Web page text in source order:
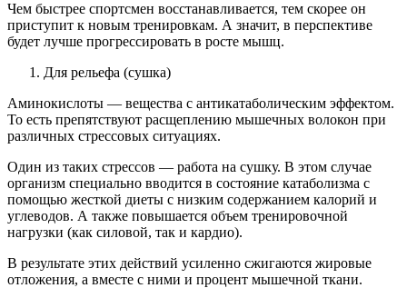
Чем быстрее спортсмен восстанавливается, тем скорее он
приступит к новым тренировкам. А значит, в перспективе
будет лучше прогрессировать в росте мышц.
Для рельефа (сушка)
Аминокислоты — вещества с антикатаболическим эффектом.
То есть препятствуют расщеплению мышечных волокон при
различных стрессовых ситуациях.
Один из таких стрессов — работа на сушку. В этом случае
организм специально вводится в состояние катаболизма с
помощью жесткой диеты с низким содержанием калорий и
углеводов. А также повышается объем тренировочной
нагрузки (как силовой, так и кардио).
В результате этих действий усиленно сжигаются жировые
отложения, а вместе с ними и процент мышечной ткани.